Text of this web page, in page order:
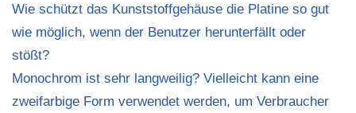
Wie schützt das Kunststoffgehäuse die Platine so gut
wie möglich, wenn der Benutzer herunterfällt oder
stößt?
Monochrom ist sehr langweilig? Vielleicht kann eine
zweifarbige Form verwendet werden, um Verbraucher